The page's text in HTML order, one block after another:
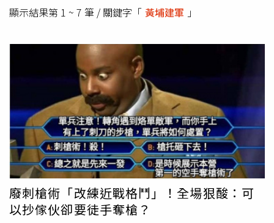
顯示結果第 1 ~ 7 筆 / 關鍵字「 黃埔建軍 」
廢刺槍術「改練近戰格鬥」！全場狠酸：可
以抄傢伙卻要徒手奪槍？